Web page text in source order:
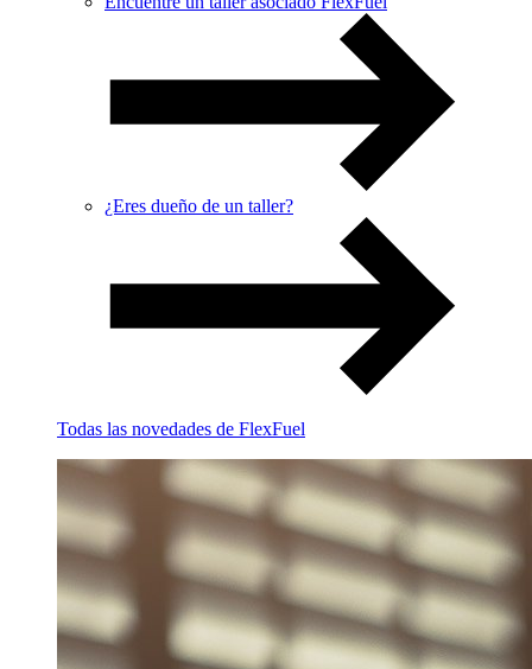
¿Eres dueño de un taller?
Todas las novedades de FlexFuel